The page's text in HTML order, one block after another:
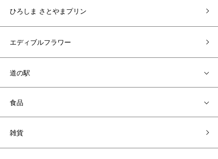
ひろしま さとやまプリン
エディブルフラワー
道の駅
食品
雑貨